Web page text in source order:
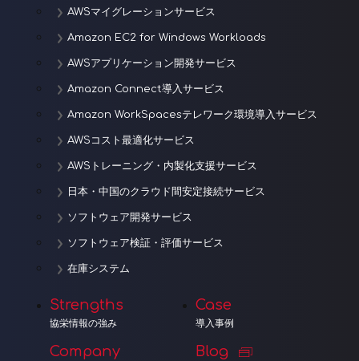
AWSマイグレーションサービス
Amazon EC2 for Windows Workloads
AWSアプリケーション開発サービス
Amazon Connect導入サービス
Amazon WorkSpacesテレワーク環境導入サービス
AWSコスト最適化サービス
AWSトレーニング・内製化支援サービス
日本・中国のクラウド間安定接続サービス
ソフトウェア開発サービス
ソフトウェア検証・評価サービス
在庫システム
Strengths
協栄情報の強み
Company
Case
導入事例
Blog